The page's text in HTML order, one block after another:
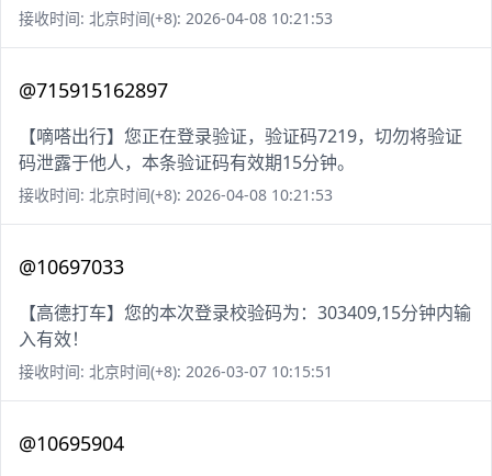
接收时间: 北京时间(+8): 2026-04-08 10:21:53
@715915162897
【嘀嗒出行】您正在登录验证，验证码7219，切勿将验证
码泄露于他人，本条验证码有效期15分钟。
接收时间: 北京时间(+8): 2026-04-08 10:21:53
@10697033
【高德打车】您的本次登录校验码为：303409,15分钟内输
入有效！
接收时间: 北京时间(+8): 2026-03-07 10:15:51
@10695904